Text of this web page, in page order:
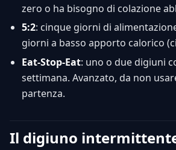
zero o ha bisogno di colazione
5:2: cinque giorni di
giorni a basso apporto calorico
Eat-Stop-Eat: uno o due digiuni
settimana. Avanzato, da non
partenza.
Il digiuno